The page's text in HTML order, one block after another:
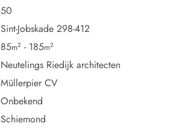
50
Sint-Jobskade 298-412
85m2 - 185m2
Neutelings Riedijk architecten
Müllerpier CV
Onbekend
Schiemond